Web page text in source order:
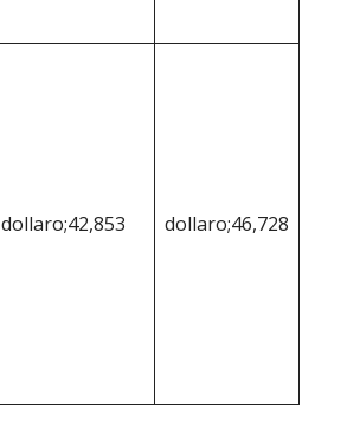
dollaro;42,853 dollaro;46,728